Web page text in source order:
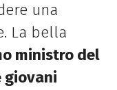
una
La bella
ministro del
giovani